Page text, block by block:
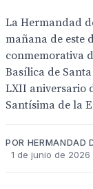
La Hermandad
mañana de este
conmemorativa
Basílica de
LXII aniversario
Santísima de la
POR HERMANDAD
1 de junio de